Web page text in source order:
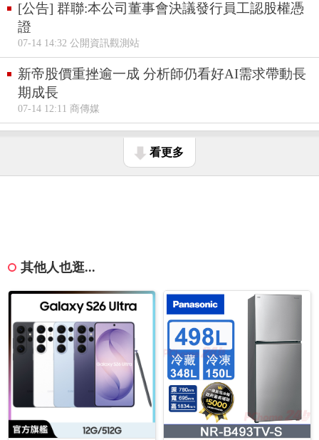
[公告] 群聯:本公司董事會決議發行員工認股權憑
證
07-14 14:32 公開資訊觀測站
新帝股價重挫逾一成 分析師仍看好AI需求帶動長
期成長
07-14 12:11 商傳媒
看更多
其他人也逛...